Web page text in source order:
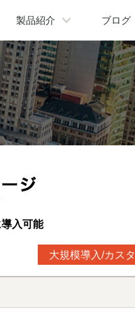
製品紹介 ブログ
入可能
大規模導入/カス